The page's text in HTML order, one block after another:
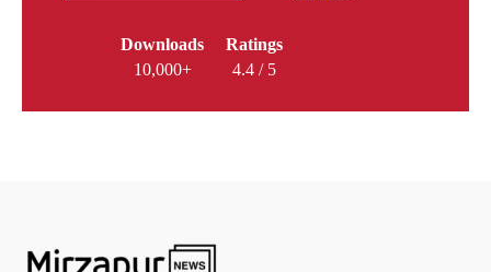
Downloads
10,000+
Ratings
4.4 / 5